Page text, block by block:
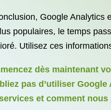
Google Analytics
populaires, le temps
Utilisez ces
dès maintenant
pas d’utiliser
et comment